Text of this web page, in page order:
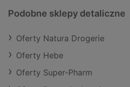
Podobne sklepy detaliczne
Oferty Natura Drogerie
Oferty Hebe
Oferty Super-Pharm